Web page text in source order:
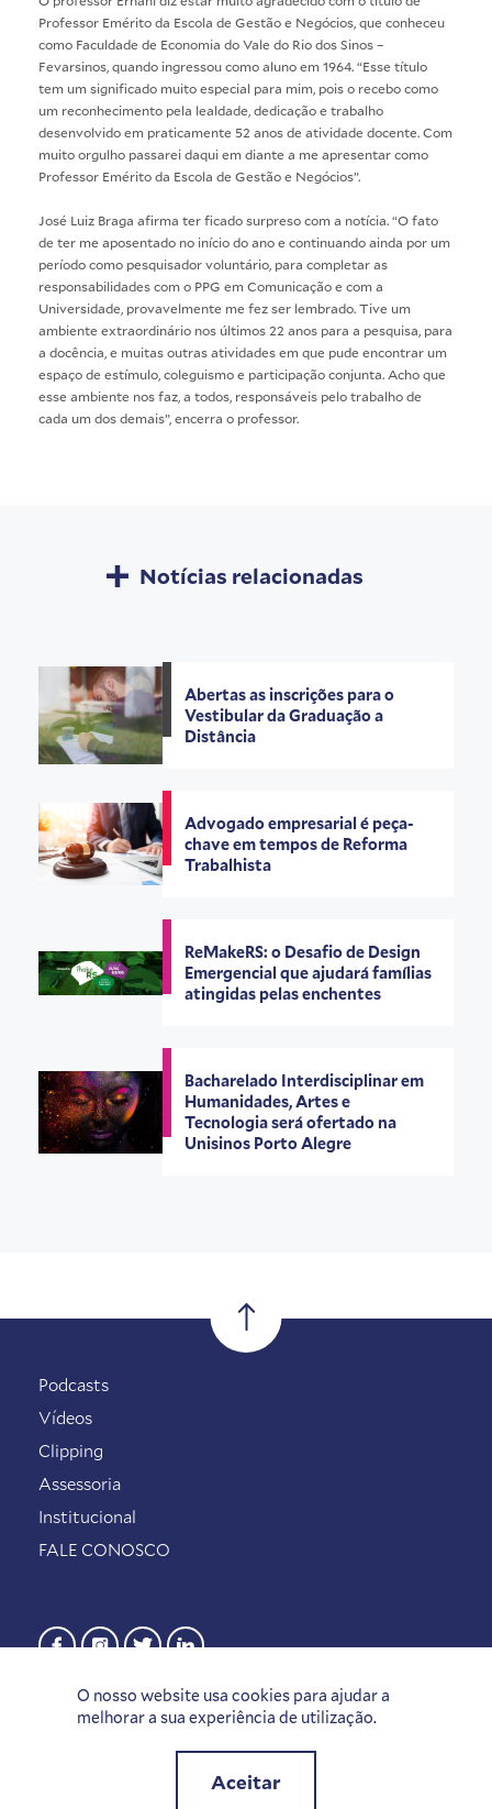
Professor Emérito da Escola de Gestão e Negócios, que conheceu
como Faculdade de Economia do Vale do Rio dos Sinos –
Fevarsinos, quando ingressou como aluno em 1964. “Esse título
tem um significado muito especial para mim, pois o recebo como
um reconhecimento pela lealdade, dedicação e trabalho
desenvolvido em praticamente 52 anos de atividade docente. Com
muito orgulho passarei daqui em diante a me apresentar como
Professor Emérito da Escola de Gestão e Negócios”.
José Luiz Braga afirma ter ficado surpreso com a notícia. “O fato
de ter me aposentado no início do ano e continuando ainda por um
período como pesquisador voluntário, para completar as
responsabilidades com o PPG em Comunicação e com a
Universidade, provavelmente me fez ser lembrado. Tive um
ambiente extraordinário nos últimos 22 anos para a pesquisa, para
a docência, e muitas outras atividades em que pude encontrar um
espaço de estímulo, coleguismo e participação conjunta. Acho que
esse ambiente nos faz, a todos, responsáveis pelo trabalho de
cada um dos demais”, encerra o professor.
Notícias relacionadas
Abertas as inscrições para o
Vestibular da Graduação a
Distância
Advogado empresarial é peça-
chave em tempos de Reforma
Trabalhista
ReMakeRS: o Desafio de Design
Emergencial que ajudará famílias
atingidas pelas enchentes
Bacharelado Interdisciplinar em
Humanidades, Artes e
Tecnologia será ofertado na
Unisinos Porto Alegre
O nosso website usa cookies para ajudar a
melhorar a sua experiência de utilização.
Aceitar
Podcasts
Vídeos
Clipping
Assessoria
Institucional
FALE CONOSCO